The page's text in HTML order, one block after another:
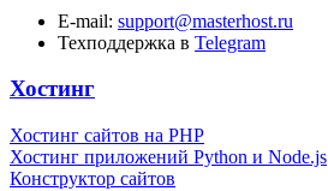
E-mail: support@masterhost.ru
Техподдержка в Telegram
Хостинг
Хостинг сайтов на PHP
Хостинг приложений Python и Node.js
Конструктор сайтов